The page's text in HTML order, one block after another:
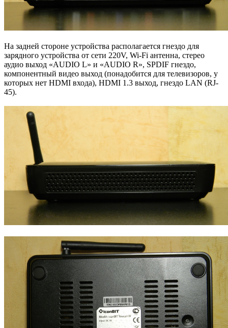
На задней стороне устройства располагается гнездо для
зарядного устройства от сети 220V, Wi-Fi антенна, стерео
аудио выход «AUDIO L» и «AUDIO R», SPDIF гнездо,
компонентный видео выход (понадобится для телевизоров, у
которых нет HDMI входа), HDMI 1.3 выход, гнездо LAN (RJ-
45).